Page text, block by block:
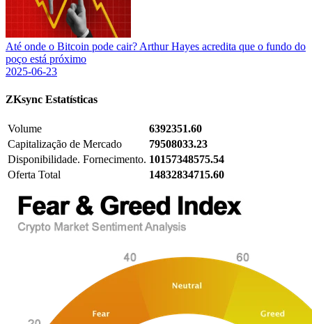
Até onde o Bitcoin pode cair? Arthur Hayes acredita que o fundo do
poço está próximo
2025-06-23
ZKsync Estatísticas
Volume
6392351.60
Capitalização de Mercado
79508033.23
Disponibilidade. Fornecimento. 10157348575.54
Oferta Total
14832834715.60